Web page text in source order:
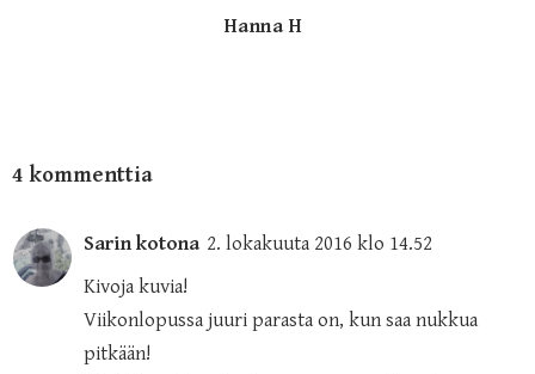
Hanna H
4 kommenttia
Sarin kotona 2. lokakuuta 2016 klo 14.52
Kivoja kuvia!
Viikonlopussa juuri parasta on, kun saa nukkua
pitkään!